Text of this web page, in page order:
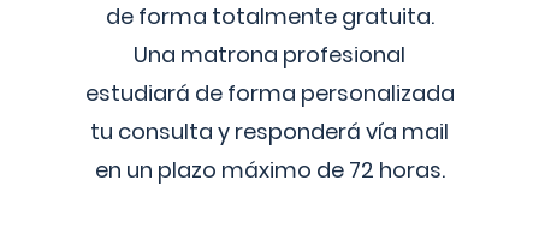
de forma totalmente gratuita.
Una matrona profesional
estudiará de forma personalizada
tu consulta y responderá vía mail
en un plazo máximo de 72 horas.